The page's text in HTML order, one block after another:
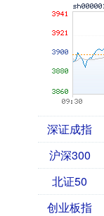
深证成指
沪深300
北证50
创业板指